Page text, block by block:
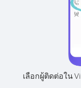
เลือกผู้ติดต่อใน